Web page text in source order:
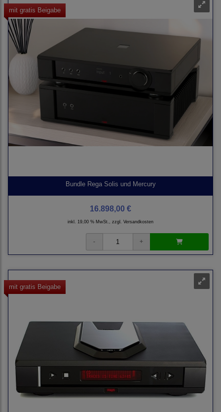
mit gratis Beigabe
Bundle Rega Solis und Mercury
16.898,00 €
inkl. 19,00 % MwSt., zzgl. Versandkosten
mit gratis Beigabe